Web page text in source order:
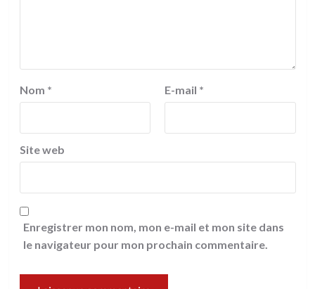
Nom * E-mail *
Site web
Enregistrer mon nom, mon e-mail et mon site dans
le navigateur pour mon prochain commentaire.